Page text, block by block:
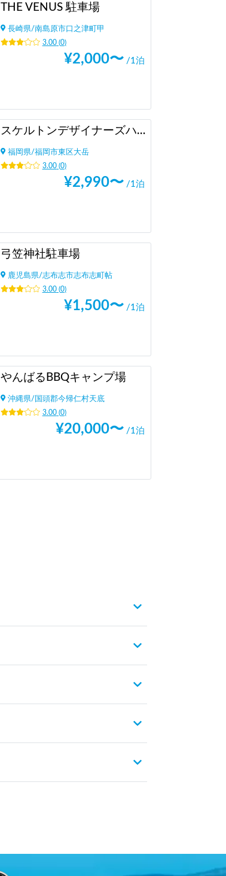
THE VENUS 駐車場
長崎県/南島原市口之津町甲
3.00(0)
¥2,000〜 /1泊
スケルトンデザイナーズハウス大岳 駐車場
福岡県/福岡市東区大岳
3.00(0)
¥2,990〜 /1泊
弓笠神社駐車場
鹿児島県/志布志市志布志町帖
3.00(0)
¥1,500〜 /1泊
やんばるBBQキャンプ場
沖縄県/ 国頭郡今帰仁村天底
3.00(0)
¥20,000〜 /1泊